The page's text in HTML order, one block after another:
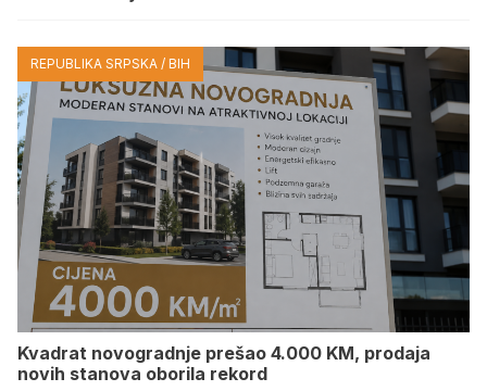
REPUBLIKA SRPSKA / BIH
Kvadrat novogradnje prešao 4.000 KM, prodaja
novih stanova oborila rekord